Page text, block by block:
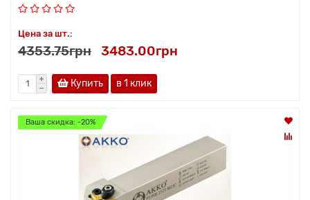
Цена за шт.:
4353.75грн 3483.00грн
Купить в 1 клик
Ваша скидка: -20%